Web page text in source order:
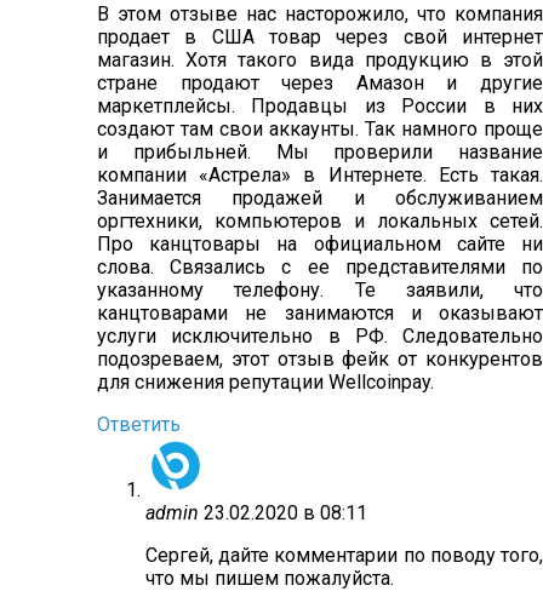
В этом отзыве нас насторожило, что компания
продает в США товар через свой интернет
магазин. Хотя такого вида продукцию в этой
стране продают через Амазон и другие
маркетплейсы. Продавцы из России в них
создают там свои аккаунты. Так намного проще
и прибыльней. Мы проверили название
компании «Астрела» в Интернете. Есть такая.
Занимается продажей и обслуживанием
оргтехники, компьютеров и локальных сетей.
Про канцтовары на официальном сайте ни
слова. Связались с ее представителями по
указанному телефону. Те заявили, что
канцтоварами не занимаются и оказывают
услуги исключительно в РФ. Следовательно
подозреваем, этот отзыв фейк от конкурентов
для снижения репутации Wellcoinpay.
Ответить
admin 23.02.2020 в 08:11
Сергей, дайте комментарии по поводу того,
что мы пишем пожалуйста.